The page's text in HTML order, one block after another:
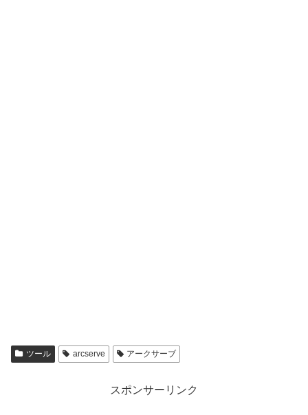
ツール arcserve アークサーブ
スポンサーリンク